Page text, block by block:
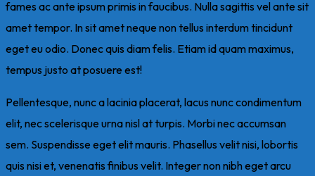
fames ac ante ipsum primis in faucibus. Nulla sagittis vel ante sit
amet tempor. In sit amet neque non tellus interdum tincidunt
eget eu odio. Donec quis diam felis. Etiam id quam maximus,
tempus justo at posuere est!
Pellentesque, nunc a lacinia placerat, lacus nunc condimentum
elit, nec scelerisque urna nisl at turpis. Morbi nec accumsan
sem. Suspendisse eget elit mauris. Phasellus velit nisi, lobortis
quis nisi et, venenatis finibus velit. Integer non nibh eget arcu